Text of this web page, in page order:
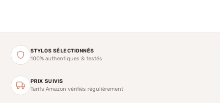
STYLOS SÉLECTIONNÉS
100% authentiques & testés
PRIX SUIVIS
Tarifs Amazon vérifiés régulièrement